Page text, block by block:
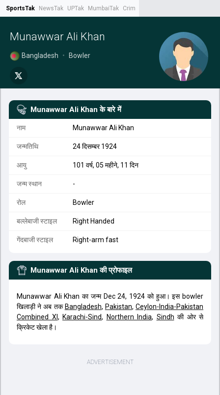
SportsTak NewsTak UPTak MumbaiTak CrimeTak
Munawwar Ali Khan
Bangladesh • Bowler
Munawwar Ali Khan के बारे में
नाम Munawwar Ali Khan
जन्मतिथि 24 दिसम्बर 1924
आयु 101 वर्ष, 05 महीने, 11 दिन
जन्म स्थान -
रोल Bowler
बल्लेबाजी स्टाइल Right Handed
गेंदबाजी स्टाइल Right-arm fast
Munawwar Ali Khan की प्रोफाइल
Munawwar Ali Khan का जन्म Dec 24, 1924 को हुआ। इस bowler
खिलाड़ी ने अब तक Bangladesh, Pakistan,Ceylon-India-Pakistan
Combined XI , Karachi-Sind, Northern India, Sindh की ओर से
क्रिकेट खेला है।